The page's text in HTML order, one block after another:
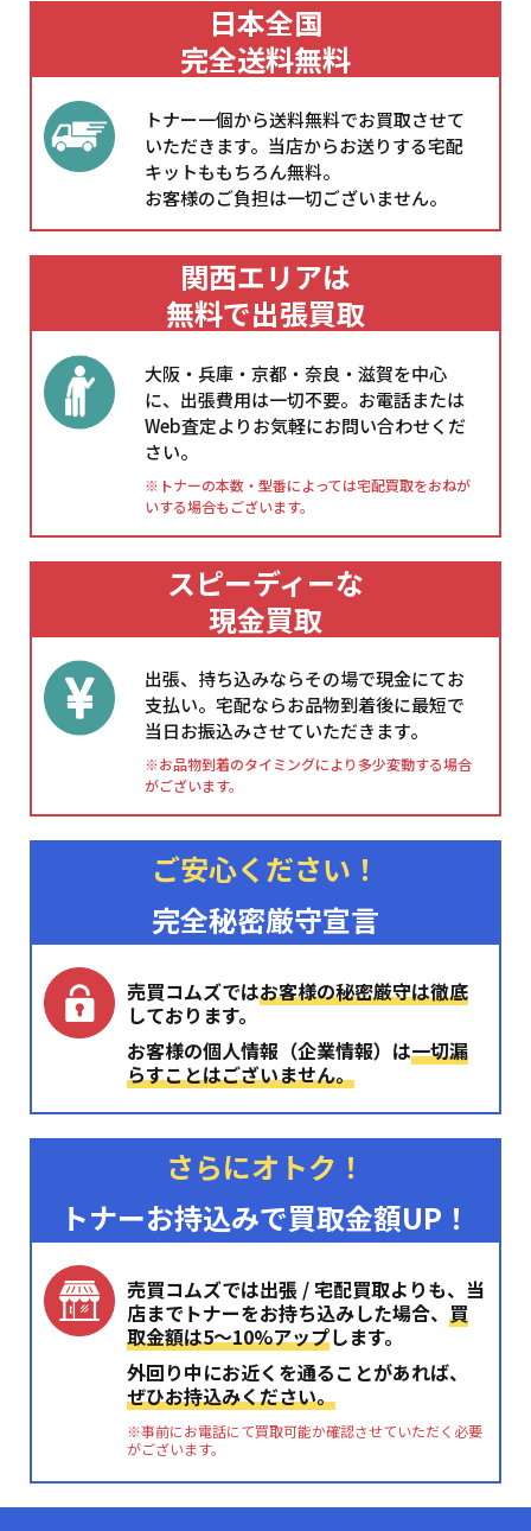
日本全国
完全送料無料
トナー一個から送料無料でお買取させて
いただきます。当店からお送りする宅配
キットももちろん無料。
お客様のご負担は一切ございません。
関西エリアは
無料で出張買取
大阪・兵庫・京都・奈良・滋賀を中心
に、出張費用は一切不要。お電話または
Web査定よりお気軽にお問い合わせくだ
さい。
※トナーの本数・型番によっては宅配買取をおねが
いする場合もございます。
スピーディーな
現金買取
出張、持ち込みならその場で現金にてお
支払い。宅配ならお品物到着後に最短で
当日お振込みさせていただきます。
※お品物到着のタイミングにより多少変動する場合
がございます。
ご安心ください！
完全秘密厳守宣言
売買コムズではお客様の秘密厳守は徹底
しております。
お客様の個人情報（企業情報）は一切漏
らすことはございません。
さらにオトク！
トナーお持込みで買取金額UP！
売買コムズでは出張 / 宅配買取よりも、当
店までトナーをお持ち込みした場合、買
取金額は5〜10%アップします。
外回り中にお近くを通ることがあれば、
ぜひお持込みください。
※事前にお電話にて買取可能か確認させていただく必要
がございます。